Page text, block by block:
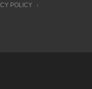
POLICY